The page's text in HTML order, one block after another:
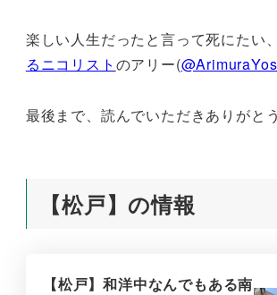
楽しい人生だったと言って死にたい、
るニコリスト のアリー(
最後まで、読んでいただきありがと
【松戸】の情報
【松戸】和洋中なんでもある南